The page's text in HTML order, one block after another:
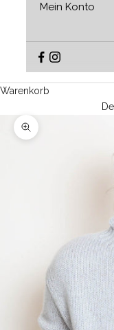
Mein Konto
Warenkorb
Bild vergrößern